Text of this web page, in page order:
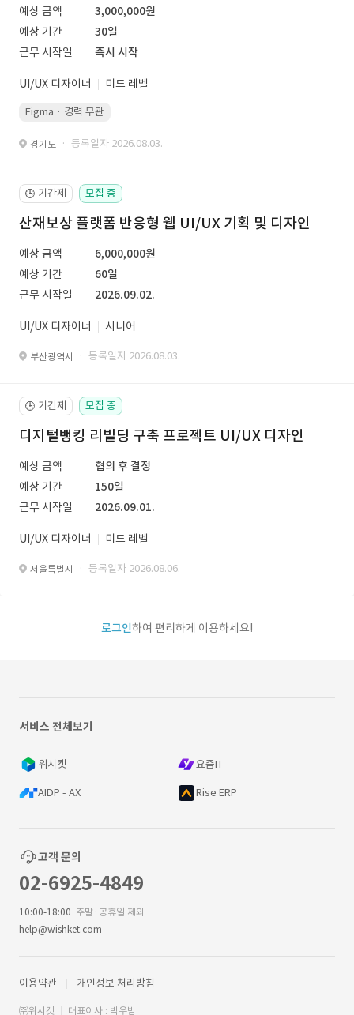
예상 금액
3,000,000원
예상 기간
30일
근무 시작일
즉시 시작
UI/UX 디자이너 미드 레벨
Figma · 경력 무관
경기도 · 등록일자 2026.08.03.
🕒 기간제 모집 중
산재보상 플랫폼 반응형 웹 UI/UX 기획 및 디자인
예상 금액
6,000,000원
예상 기간
60일
근무 시작일
2026.09.02.
UI/UX 디자이너 시니어
부산광역시 · 등록일자 2026.08.03.
🕒 기간제 모집 중
디지털뱅킹 리빌딩 구축 프로젝트 UI/UX 디자인
예상 금액
협의 후 결정
예상 기간
150일
근무 시작일
2026.09.01.
UI/UX 디자이너 미드 레벨
서울특별시 · 등록일자 2026.08.06.
로그인하여 편리하게 이용하세요!
서비스 전체보기
위시켓 요즘IT
AIDP - AX Rise ERP
고객 문의
02-6925-4849
10:00-18:00 주말·공휴일 제외
help@wishket.com
이용약관 개인정보 처리방침
㈜위시켓 대표이사 : 박우범